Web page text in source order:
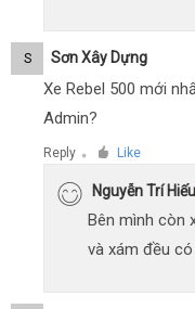
S Sơn Xây Dựng
Xe Rebel 500 mới
Admin?
Reply ● Like
Nguyễn Trí Hiếu
Bên mình còn
và xám đều